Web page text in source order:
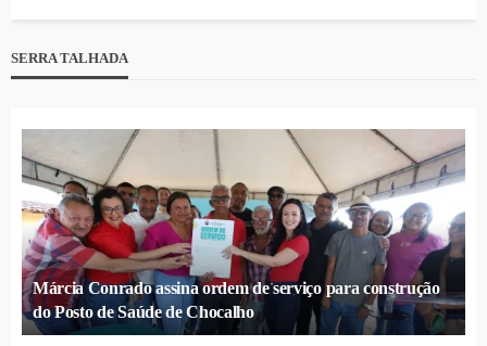
SERRA TALHADA
Márcia Conrado assina ordem de serviço para construção
do Posto de Saúde de Chocalho